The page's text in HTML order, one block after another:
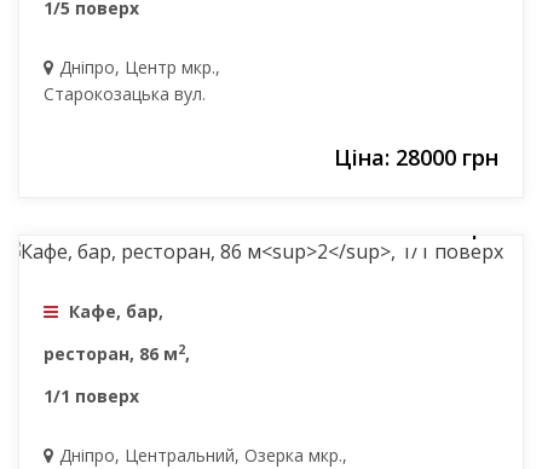
Ціна: 28000 грн
1/5 поверх
Дніпро, Центр мкр.,
Старокозацька вул.
Кафе, бар,
ресторан, 86 м2,
1/1 поверх
Дніпро, Центральний, Озерка мкр.,